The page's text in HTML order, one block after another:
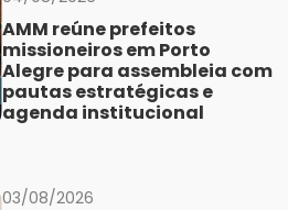
AMM reúne prefeitos
missioneiros em Porto
Alegre para assembleia com
pautas estratégicas e
agenda institucional
03/08/2026